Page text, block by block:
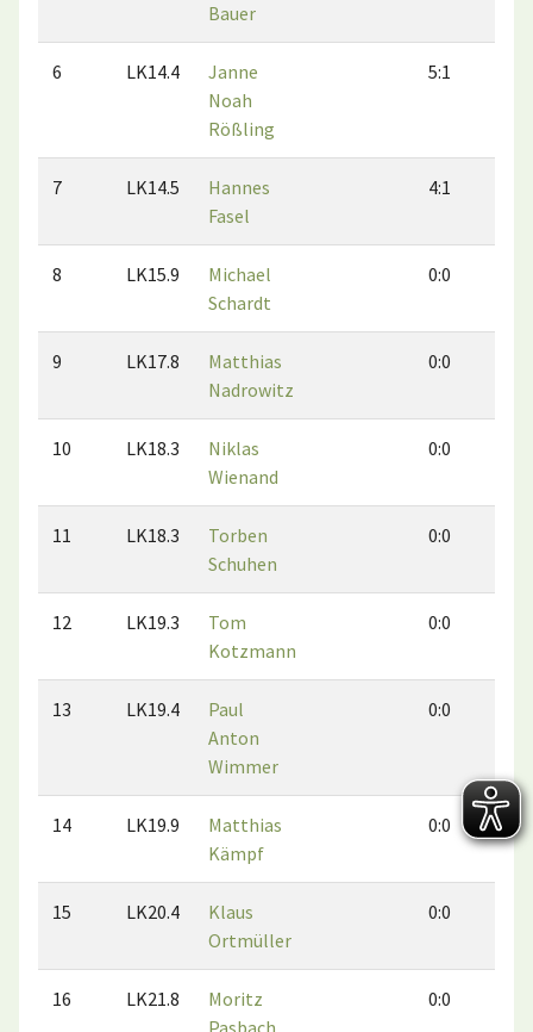
Bauer
6 LK14.4
Janne
Noah
Rößling
5:1
7 LK14.5
Hannes
Fasel
4:1
8 LK15.9
Michael
Schardt
0:0
9 LK17.8
Matthias
Nadrowitz
0:0
10 LK18.3
Niklas
Wienand
0:0
11 LK18.3
Torben
Schuhen
0:0
12 LK19.3
Tom
Kotzmann
0:0
13 LK19.4
Paul
Anton
Wimmer
0:0
14 LK19.9
Matthias
Kämpf
0:0
15 LK20.4
Klaus
Ortmüller
0:0
16 LK21.8
Moritz
Pasbach
0:0